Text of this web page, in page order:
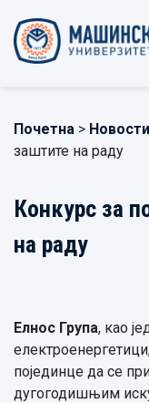
Почетна > Новости
заштите на раду
Конкурс за
на раду
Елнос Група, као
појединце да се
дугогодишњим